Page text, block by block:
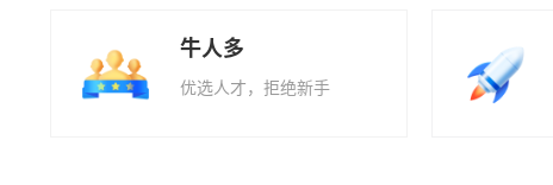
牛人多
优选人才，拒绝新手